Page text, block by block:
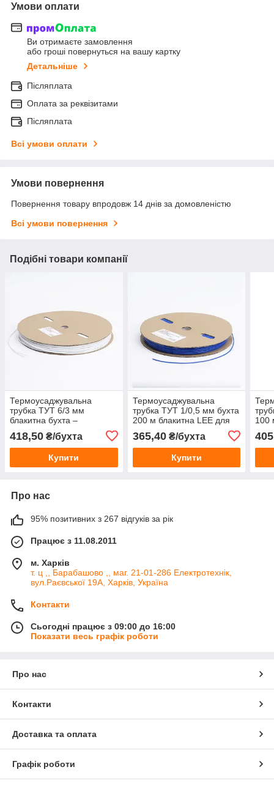
Умови оплати
Ви отримаєте замовлення
або гроші повернуться на вашу картку
Детальніше
Післяплата
Оплата за реквізитами
Післяплата
Всі умови оплати
Умови повернення
Повернення товару впродовж 14 днів за домовленістю
Всі умови повернення
Подібні товари компанії
Термоусаджувальна
трубка ТУТ 6/3 мм
блакитна бухта –
термоусадка для ізоляції
проводів та кабелю
418,50 ₴/бухта
Купити
Термоусаджувальна
трубка ТУТ 1/0,5 мм бухта
200 м блакитна LEE для
365,40₴/бухта
Купити
100
405
Про нас
95% позитивних з 267 відгуків за рік
Працює з 11.08.2011
м. Харків
т. ц ,, Барабашово ,, маг. 21-01-286 Електротехнік,
вул.Раєвської 19А, Харків, Україна
Контакти
Сьогодні працює з 09:00 до 16:00
Показати весь графік роботи
Про нас
Контакти
Доставка та оплата
Графік роботи